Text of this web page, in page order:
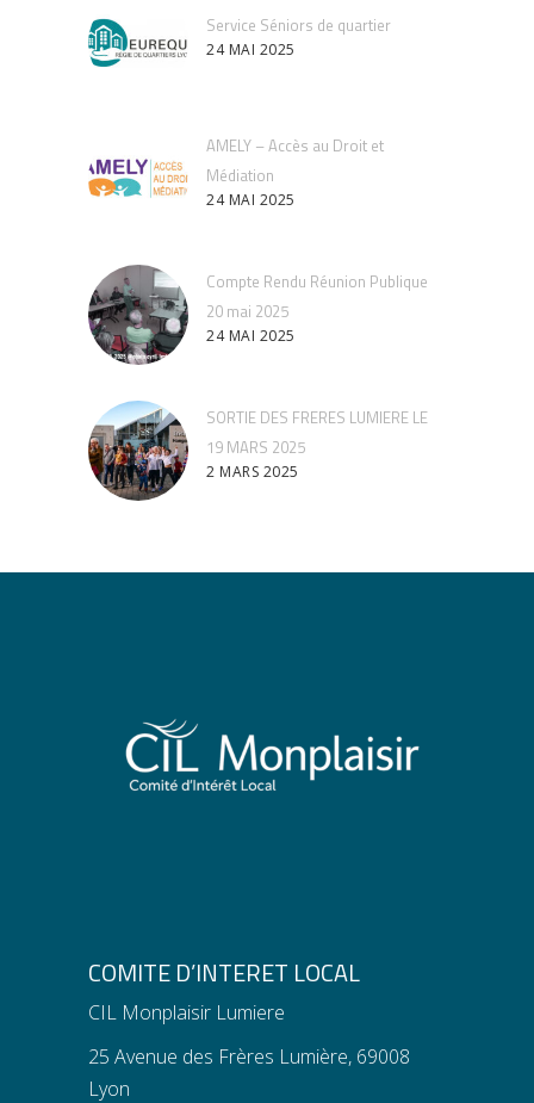
Service Séniors de quartier
24 MAI 2025
AMELY – Accès au Droit et
Médiation
24 MAI 2025
Compte Rendu Réunion Publique
20 mai 2025
24 MAI 2025
SORTIE DES FRERES LUMIERE LE
19 MARS 2025
2 MARS 2025
COMITE D’INTERET LOCAL
CIL Monplaisir Lumiere
25 Avenue des Frères Lumière, 69008
Lyon